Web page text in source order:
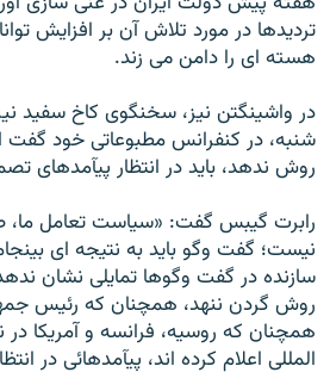
ترديدها در مورد تلاش آن بر افزايش
هسته ای را دامن می زند.
در واشينگتن نيز، سخنگوی کاخ سفيد
شنبه، در کنفرانس مطبوعاتی خود گفت
روش ندهد، بايد در انتظار پيآمدهای
رابرت گيبس گفت: «سياست تعامل ما،
نيست؛ گفت وگو بايد به نتيجه ای
سازنده در گفت وگوها تمايلی نشان
روش گردن ننهد، همچنان که رئيس
همچنان که روسيه، فرانسه و آمريکا در
المللی اعلام کرده اند، پيآمدهائی در